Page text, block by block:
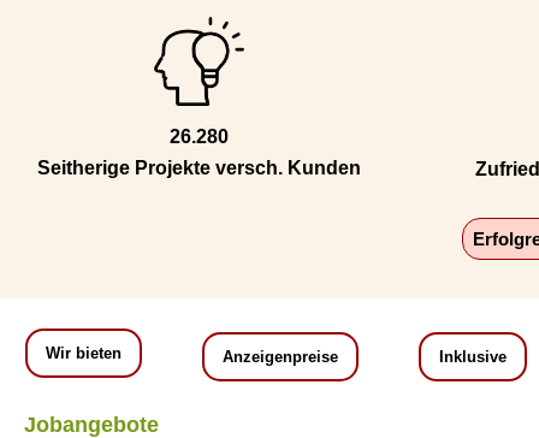
26.280
Seitherige Projekte versch. Kunden
Wir bieten Anzeigenpreise Inklusive
Jobangebote